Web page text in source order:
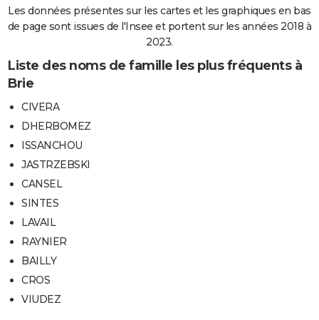
Les données présentes sur les cartes et les graphiques en bas
de page sont issues de l'Insee et portent sur les années 2018 à
2023.
Liste des noms de famille les plus fréquents à
Brie
CIVERA
DHERBOMEZ
ISSANCHOU
JASTRZEBSKI
CANSEL
SINTES
LAVAIL
RAYNIER
BAILLY
CROS
VIUDEZ